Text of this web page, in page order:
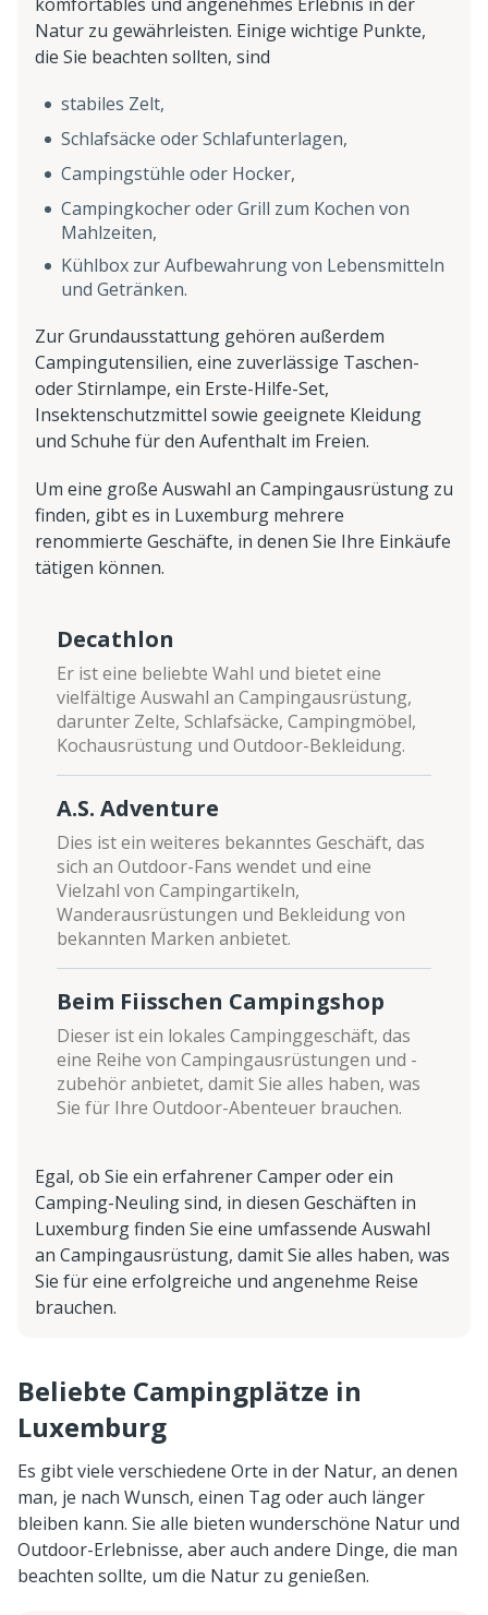
Natur zu gewährleisten. Einige wichtige Punkte,
die Sie beachten sollten, sind
stabiles Zelt,
Schlafsäcke oder Schlafunterlagen,
Campingstühle oder Hocker,
Campingkocher oder Grill zum Kochen von
Mahlzeiten,
Kühlbox zur Aufbewahrung von Lebensmitteln
und Getränken.
Zur Grundausstattung gehören außerdem
Campingutensilien, eine zuverlässige Taschen-
oder Stirnlampe, ein Erste-Hilfe-Set,
Insektenschutzmittel sowie geeignete Kleidung
und Schuhe für den Aufenthalt im Freien.
Um eine große Auswahl an Campingausrüstung zu
finden, gibt es in Luxemburg mehrere
renommierte Geschäfte, in denen Sie Ihre Einkäufe
tätigen können.
Decathlon
Er ist eine beliebte Wahl und bietet eine
vielfältige Auswahl an Campingausrüstung,
darunter Zelte, Schlafsäcke, Campingmöbel,
Kochausrüstung und Outdoor-Bekleidung.
A.S. Adventure
Dies ist ein weiteres bekanntes Geschäft, das
sich an Outdoor-Fans wendet und eine
Vielzahl von Campingartikeln,
Wanderausrüstungen und Bekleidung von
bekannten Marken anbietet.
Beim Fiisschen Campingshop
Dieser ist ein lokales Campinggeschäft, das
eine Reihe von Campingausrüstungen und -
zubehör anbietet, damit Sie alles haben, was
Sie für Ihre Outdoor-Abenteuer brauchen.
Egal, ob Sie ein erfahrener Camper oder ein
Camping-Neuling sind, in diesen Geschäften in
Luxemburg finden Sie eine umfassende Auswahl
an Campingausrüstung, damit Sie alles haben, was
Sie für eine erfolgreiche und angenehme Reise
brauchen.
Beliebte Campingplätze in
Luxemburg
Es gibt viele verschiedene Orte in der Natur, an denen
man, je nach Wunsch, einen Tag oder auch länger
bleiben kann. Sie alle bieten wunderschöne Natur und
Outdoor-Erlebnisse, aber auch andere Dinge, die man
beachten sollte, um die Natur zu genießen.